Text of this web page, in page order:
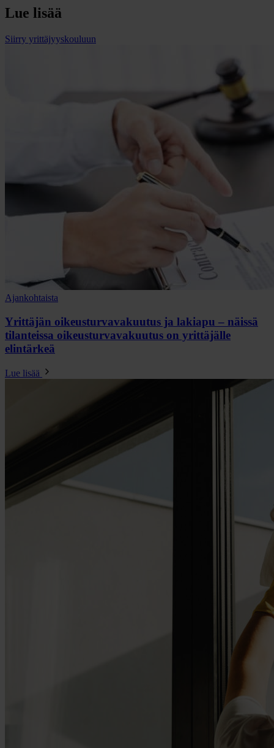
Lue lisää
Siirry yrittäjyyskouluun
Ajankohtaista
Yrittäjän oikeusturvavakuutus ja lakiapu – näissä
tilanteissa oikeusturvavakuutus on yrittäjälle
elintärkeä
Lue lisää